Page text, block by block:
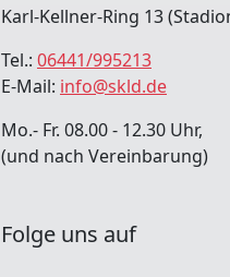
Karl-Kellner-Ring 13
Tel.: 06441/995213
E-Mail: info@skld.de
Mo.- Fr. 08.00 - 12.30 Uhr,
(und nach Vereinbarung)
Folge uns auf